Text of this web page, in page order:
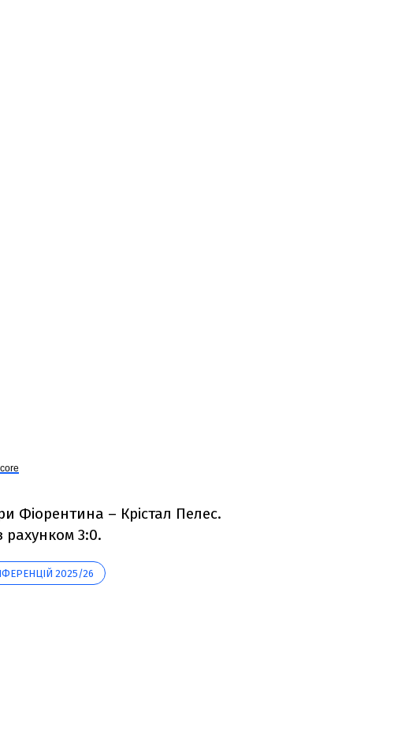
Фіорентина – Крістал Пелес.
рахунком 3:0.
2025/26